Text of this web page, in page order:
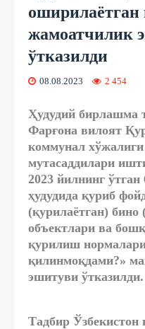
жамоатчилик
ўтказилди
08.08.2023 2 454
Ҳудудий бирлашма
Фарғона вилоят
коммунал
мутасаддилари
2023 йилнинг
ҳудудида қуриб
(қурилаётган)
объектлари ва
қурилиш
қилинмоқдами?»
эшитуви ўтказилди.
Тадбир Ўзбекистон